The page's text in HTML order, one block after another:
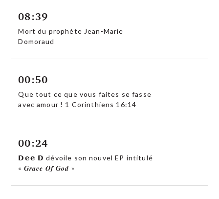
08:39
Mort du prophète Jean-Marie
Domoraud
00:50
Que tout ce que vous faites se fasse
avec amour ! 1 Corinthiens 16:14
00:24
𝗗𝗲𝗲 𝗗 dévoile son nouvel EP intitulé
« 𝑮𝒓𝒂𝒄𝒆 𝑶𝒇 𝑮𝒐𝒅 »